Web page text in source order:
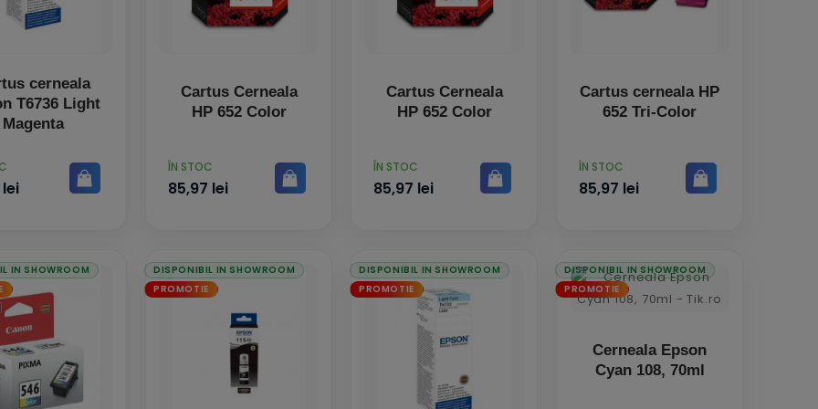
cerneala
Magenta
lei
Cartus Cerneala
HP 652 Color
PRET
ÎN STOC
85,97 lei
Cartus Cerneala
HP 652 Color
PRET
ÎN STOC
85,97 lei
Cartus cerneala HP
652 Tri-Color
PRET
ÎN STOC
85,97 lei
IN SHOWROOM
DISPONIBIL IN SHOWROOM
PROMOTIE
DISPONIBIL IN SHOWROOM
PROMOTIE
DISPONIBIL IN SHOWROOM
PROMOTIE
Cerneala Epson
Cyan 108, 70ml